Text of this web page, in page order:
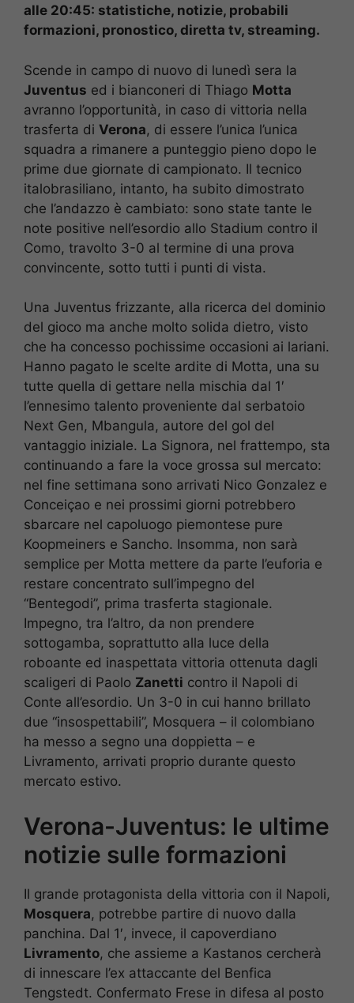
alle 20:45: statistiche, notizie, probabili
formazioni, pronostico, diretta tv, streaming.
Scende in campo di nuovo di lunedì sera la
Juventus ed i bianconeri di Thiago Motta
avranno l’opportunità, in caso di vittoria nella
trasferta di Verona, di essere l’unica l’unica
squadra a rimanere a punteggio pieno dopo le
prime due giornate di campionato. Il tecnico
italobrasiliano, intanto, ha subito dimostrato
che l’andazzo è cambiato: sono state tante le
note positive nell’esordio allo Stadium contro il
Como, travolto 3-0 al termine di una prova
convincente, sotto tutti i punti di vista.
Una Juventus frizzante, alla ricerca del dominio
del gioco ma anche molto solida dietro, visto
che ha concesso pochissime occasioni ai lariani.
Hanno pagato le scelte ardite di Motta, una su
tutte quella di gettare nella mischia dal 1′
l’ennesimo talento proveniente dal serbatoio
Next Gen, Mbangula, autore del gol del
vantaggio iniziale. La Signora, nel frattempo, sta
continuando a fare la voce grossa sul mercato:
nel fine settimana sono arrivati Nico Gonzalez e
Conceiçao e nei prossimi giorni potrebbero
sbarcare nel capoluogo piemontese pure
Koopmeiners e Sancho. Insomma, non sarà
semplice per Motta mettere da parte l’euforia e
restare concentrato sull’impegno del
“Bentegodi”, prima trasferta stagionale.
Impegno, tra l’altro, da non prendere
sottogamba, soprattutto alla luce della
roboante ed inaspettata vittoria ottenuta dagli
scaligeri di Paolo Zanetti contro il Napoli di
Conte all’esordio. Un 3-0 in cui hanno brillato
due “insospettabili”, Mosquera – il colombiano
ha messo a segno una doppietta – e
Livramento, arrivati proprio durante questo
mercato estivo.
Verona-Juventus: le ultime
notizie sulle formazioni
Il grande protagonista della vittoria con il Napoli,
Mosquera, potrebbe partire di nuovo dalla
panchina. Dal 1′, invece, il capoverdiano
Livramento, che assieme a Kastanos cercherà
di innescare l’ex attaccante del Benfica
Tengstedt. Confermato Frese in difesa al posto